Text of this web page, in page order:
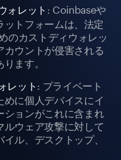
ォレット : Coinbaseや
トフォームは、法定
のカストディウォレッ
カウントが侵害される
ます。
レット : プライベート
に個人デバイスにイ
ションがこれに含まれ
ルウェア攻撃に対して
ル、デスクトップ、